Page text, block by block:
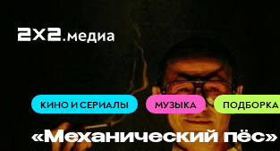
КИНО И СЕРИАЛЫ МУЗЫКА ПОДБОРКА
«Механический пёс»